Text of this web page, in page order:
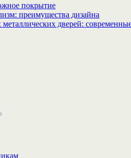
покрытие
преимущества дизайна
дверей: